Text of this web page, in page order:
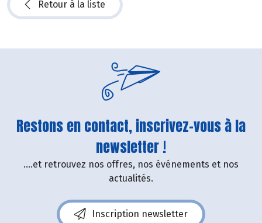
Retour à la liste
Restons en contact, inscrivez-vous à la
newsletter !
....et retrouvez nos offres, nos événements et nos
actualités.
Inscription newsletter